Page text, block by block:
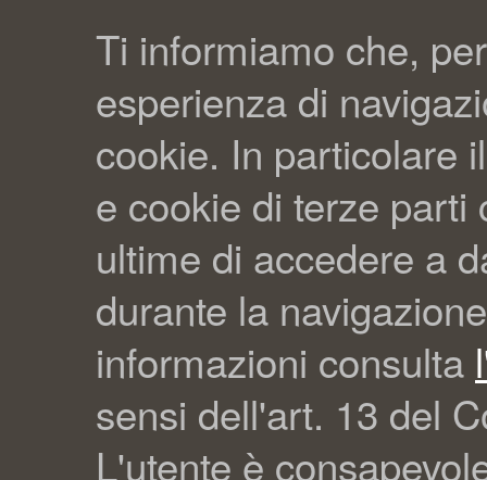
Ti informiamo che,
esperienza di
cookie. In particolare
e cookie di terze parti
ultime di accedere a
durante la
informazioni consulta
sensi dell'art. 13 del
L'utente è